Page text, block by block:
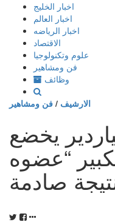
إذهب
المحتوى
اخبار الخليج
اخبار العالم
اخبار الرياضه
الاقتصاد
علوم وتكنولوجيا
فن ومشاهير
وظائف
الارشيف / فن ومشاهير
يخضع
“عضوه
صادمة